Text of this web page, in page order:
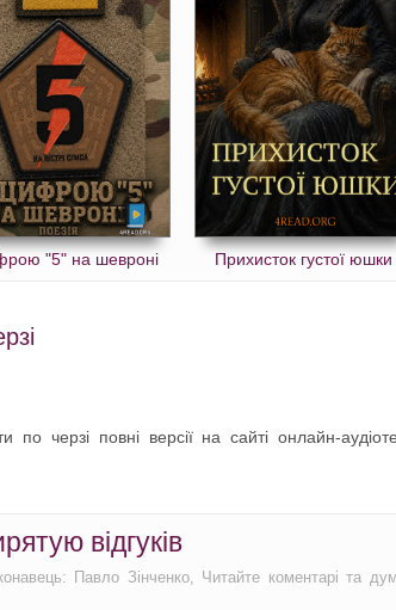
"5" на шевроні Прихисток густої юшки
черзі повні версії на сайті онлайн-
відгуків
Павло Зінченко, Читайте коментарі та